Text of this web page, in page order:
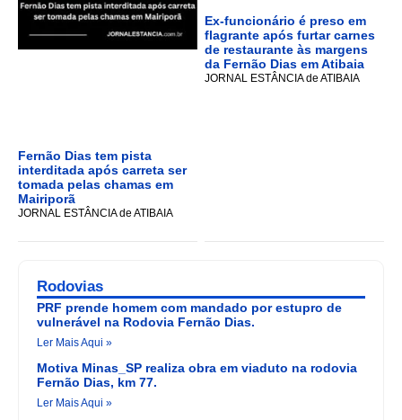
Fernão Dias tem pista
interditada após carreta ser
tomada pelas chamas em
Mairiporã
JORNAL ESTÂNCIA de ATIBAIA
Ex-funcionário é preso em
flagrante após furtar carnes
de restaurante às margens
da Fernão Dias em Atibaia
JORNAL ESTÂNCIA de ATIBAIA
Rodovias
PRF prende homem com mandado por estupro de
vulnerável na Rodovia Fernão Dias.
Ler Mais Aqui »
Motiva Minas_SP realiza obra em viaduto na rodovia
Fernão Dias, km 77.
Ler Mais Aqui »